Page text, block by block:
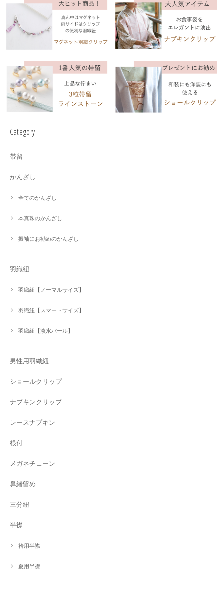
Category
帯留
かんざし
全てのかんざし
本真珠のかんざし
振袖にお勧めのかんざし
羽織紐
羽織紐【ノーマルサイズ】
羽織紐【スマートサイズ】
羽織紐【淡水パール】
男性用羽織紐
ショールクリップ
ナプキンクリップ
レースナプキン
根付
メガネチェーン
鼻緒留め
三分紐
半襟
袷用半襟
夏用半襟